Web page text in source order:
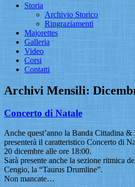
Storia
Archivio Storico
Ringraziamenti
Majorettes
Galleria
Video
Corsi
Contatti
Archivi Mensili:
Concerto di Natale
Anche quest’anno la Banda Cittadina
presenterà il caratteristico Concerto di
20 dicembre alle ore 18:00.
Sarà presente anche la sezione ritmica
Cengio, la “Taurus Drumline”.
Non mancate…